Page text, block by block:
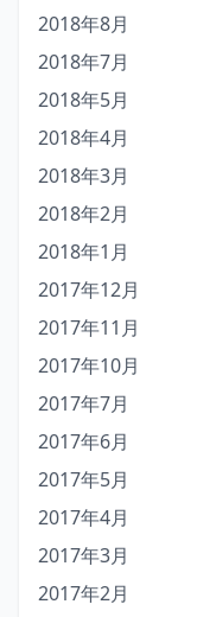
2018年8月
2018年7月
2018年5月
2018年4月
2018年3月
2018年2月
2018年1月
2017年12月
2017年11月
2017年10月
2017年7月
2017年6月
2017年5月
2017年4月
2017年3月
2017年2月